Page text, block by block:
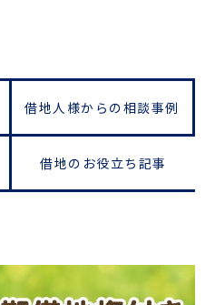
借地人様からの相談事例
借地のお役立ち記事